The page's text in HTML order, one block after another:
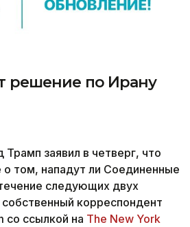
решение по Ирану
заявил в четверг, что
том, нападут ли Соединенные
следующих двух
корреспондент
со ссылкой на The New York